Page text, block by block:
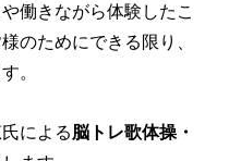
働きながら体験したこ
のためにできる限り、
。
による脳トレ歌体操・